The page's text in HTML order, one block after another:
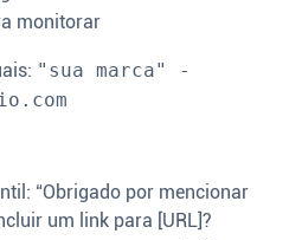
monitorar
"sua marca" -
“Obrigado por mencionar
um link para [URL]?